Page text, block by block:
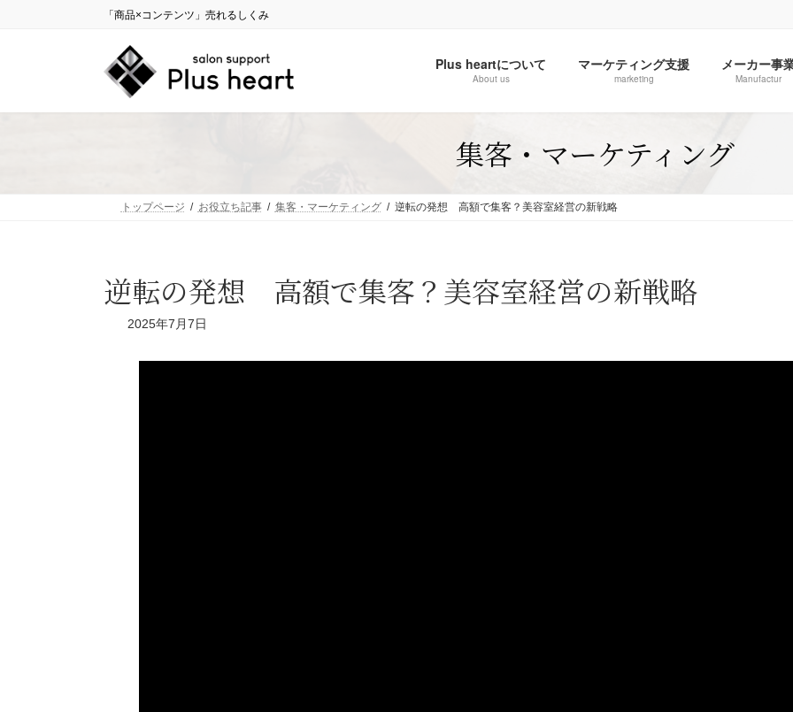
「商品×コンテンツ」売れるしくみ
Plus heartについて
About us
マーケティング支援
marketing
メーカー事
Manufactur
集客・マーケティング
トップページ お役立ち記事 集客・マーケティング 逆転の発想 高額で集客？美容室経営の新戦略
逆転の発想 高額で集客？美容室経営の新戦略
2025年7月7日